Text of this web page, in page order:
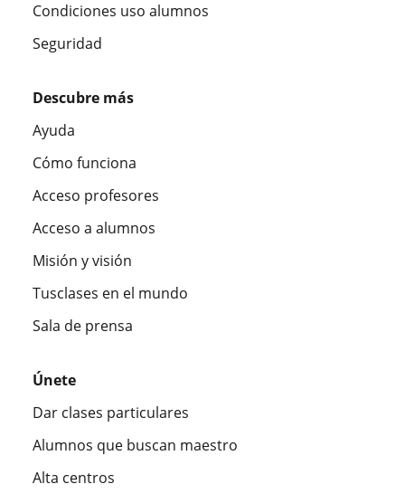
Condiciones uso alumnos
Seguridad
Descubre más
Ayuda
Cómo funciona
Acceso profesores
Acceso a alumnos
Misión y visión
Tusclases en el mundo
Sala de prensa
Únete
Dar clases particulares
Alumnos que buscan maestro
Alta centros